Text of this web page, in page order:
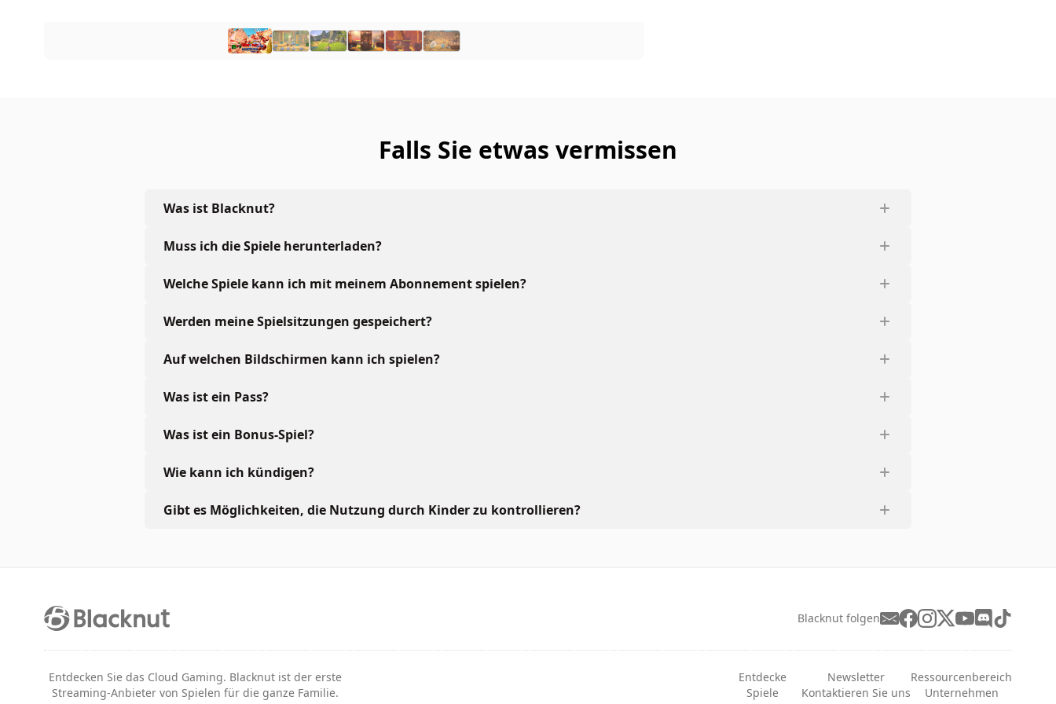
Falls Sie etwas vermissen
Was ist Blacknut?
Muss ich die Spiele herunterladen?
Welche Spiele kann ich mit meinem Abonnement spielen?
Werden meine Spielsitzungen gespeichert?
Auf welchen Bildschirmen kann ich spielen?
Was ist ein Pass?
Was ist ein Bonus-Spiel?
Wie kann ich kündigen?
Gibt es Möglichkeiten, die Nutzung durch Kinder zu kontrollieren?
Blacknut folgen
Entdecken Sie das Cloud Gaming. Blacknut ist der erste
Streaming-Anbieter von Spielen für die ganze Familie.
Entdecke
Spiele
Newsletter
Kontaktieren Sie uns
Ressourcenbereich
Unternehmen